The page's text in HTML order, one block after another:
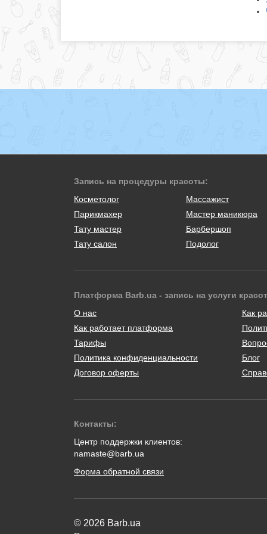
Запись на процедуры красоты:
Косметолог
Массажист
Парикмахер
Мастер маникюра
Тату мастер
Барбершоп
Тату салон
Подолог
Платформа Barb.ua - запись на услуги
О нас
Как работает платформа
Тарифы
Политика конфиденциальности
Договор оферты
Как
Блог
Контакты:
Центр поддержки клиентов:
namaste@barb.ua
Форма обратной связи
© 2026 Barb.ua